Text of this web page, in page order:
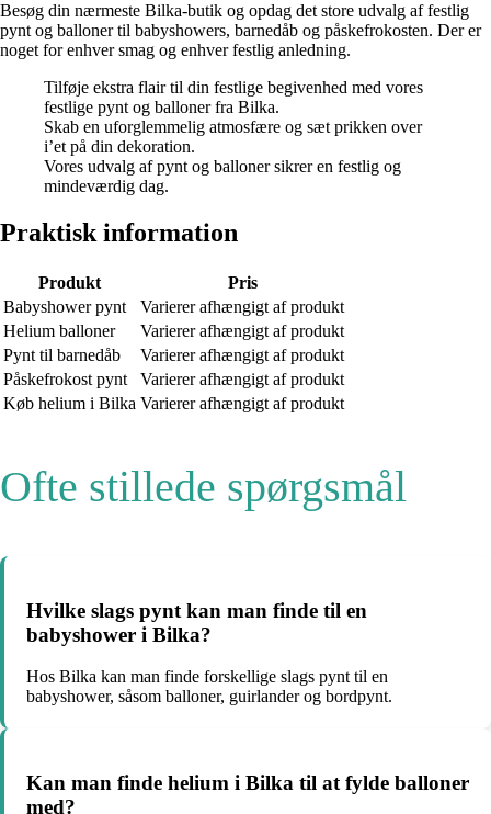
Besøg din nærmeste Bilka-butik og opdag det store udvalg af festlig
pynt og balloner til babyshowers, barnedåb og påskefrokosten. Der er
noget for enhver smag og enhver festlig anledning.
Tilføje ekstra flair til din festlige begivenhed med vores
festlige pynt og balloner fra Bilka.
Skab en uforglemmelig atmosfære og sæt prikken over
i’et på din dekoration.
Vores udvalg af pynt og balloner sikrer en festlig og
mindeværdig dag.
Praktisk information
Produkt
Pris
Babyshower pynt
Varierer afhængigt af produkt
Helium balloner
Varierer afhængigt af produkt
Pynt til barnedåb
Varierer afhængigt af produkt
Påskefrokost pynt
Varierer afhængigt af produkt
Køb helium i Bilka Varierer afhængigt af produkt
Ofte stillede spørgsmål
Hvilke slags pynt kan man finde til en
babyshower i Bilka?
Hos Bilka kan man finde forskellige slags pynt til en
babyshower, såsom balloner, guirlander og bordpynt.
Kan man finde helium i Bilka til at fylde balloner
med?